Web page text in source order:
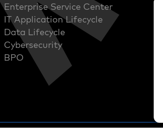
Enterprise Service Center
IT Application Lifecycle
Data Lifecycle
Cybersecurity
BPO